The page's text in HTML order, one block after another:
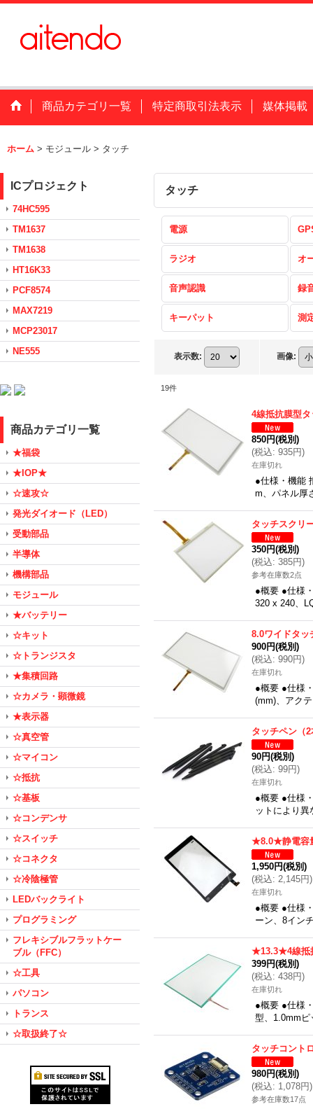
商品カテゴリ一覧 特定商取引法表示 媒体掲載
ホーム > モジュール > タッチ
ICプロジェクト
74HC595
TM1637
TM1638
HT16K33
PCF8574
MAX7219
MCP23017
NE555
商品カテゴリ一覧
★福袋
★IOP★
☆速攻☆
発光ダイオード（LED）
受動部品
半導体
機構部品
モジュール
★バッテリー
☆キット
☆トランジスタ
★集積回路
☆カメラ・顕微鏡
★表示器
☆真空管
☆マイコン
☆抵抗
☆基板
☆コンデンサ
☆スイッチ
☆コネクタ
☆冷陰極管
LEDバックライト
プログラミング
フレキシブルフラットケー
ブル（FFC）
☆工具
パソコン
トランス
☆取扱終了☆
タッチ
電源
ラジオ オ
音声認識 録
キーパット 測
表示数: 画像:
19件
4線抵抗膜型
850円(税別)
(税込: 935円)
在庫切れ
●仕様・機能
m、パネル厚
タッチスク
350円(税別)
(税込: 385円)
参考在庫数2点
●概要 ●仕様
320 x 240、
8.0ワイドタッ
900円(税別)
(税込: 990円)
在庫切れ
●概要 ●仕様
(mm)、アク
タッチペン（
90円(税別)
(税込: 99円)
在庫切れ
●概要 ●仕様
ットにより
★8.0★静電容
1,950円(税別)
(税込: 2,145円)
在庫切れ
●概要 ●仕様
ーン、8イン
★13.3★4線抵
399円(税別)
(税込: 438円)
在庫切れ
●概要 ●仕様
型、1.0mmピ
タッチコント
980円(税別)
(税込: 1,078円)
参考在庫数17点